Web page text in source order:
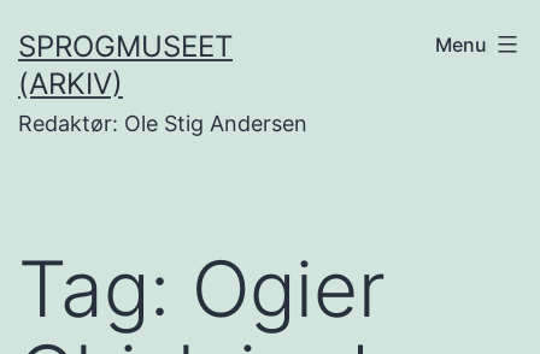
til
indhold
SPROGMUSEET
(ARKIV)
Redaktør: Ole Stig Andersen
Menu
Tag: Ogier